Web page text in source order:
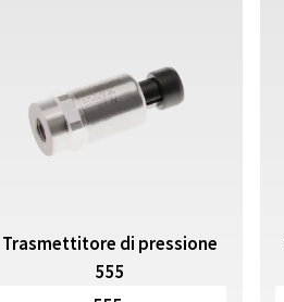
Trasmettitore di pressione
555